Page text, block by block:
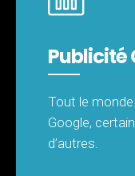
Publicité
Tout le
Google,
d’autres.